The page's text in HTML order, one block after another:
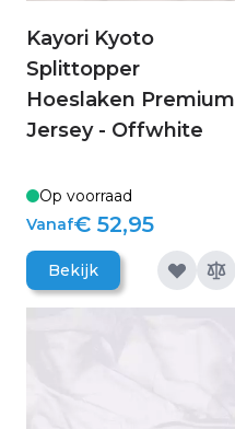
Kayori Kyoto
Splittopper
Hoeslaken Premium
Jersey - Offwhite
Op voorraad
Vanaf€ 52,95
Bekijk